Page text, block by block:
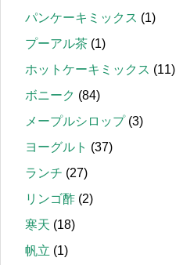
パンケーキミックス (1)
プーアル茶 (1)
ホットケーキミックス (11)
ボニーク (84)
メープルシロップ(3)
ヨーグルト (37)
ランチ (27)
リンゴ酢 (2)
寒天 (18)
帆立 (1)